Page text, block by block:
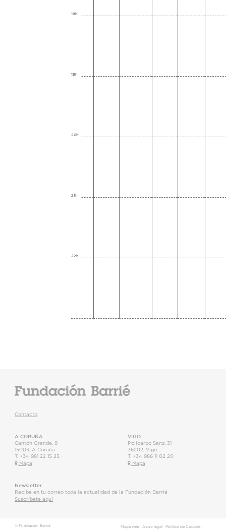
18h
19h
20h
21h
22h
Contacto
A CORUÑA
Cantón Grande, 9
15003
A Coruña
T. +34 981 22 15 25
Mapa
VIGO
Policarpo Sanz, 31
36202 Vigo
T. +34 986 11 02 20
Mapa
Newsletter
Recibe en tu correo toda la actualidad de la Fundación Barrié
Suscríbete aquí
© Fundación Barrié Mapa web· Aviso legal · Política de Cookies ·